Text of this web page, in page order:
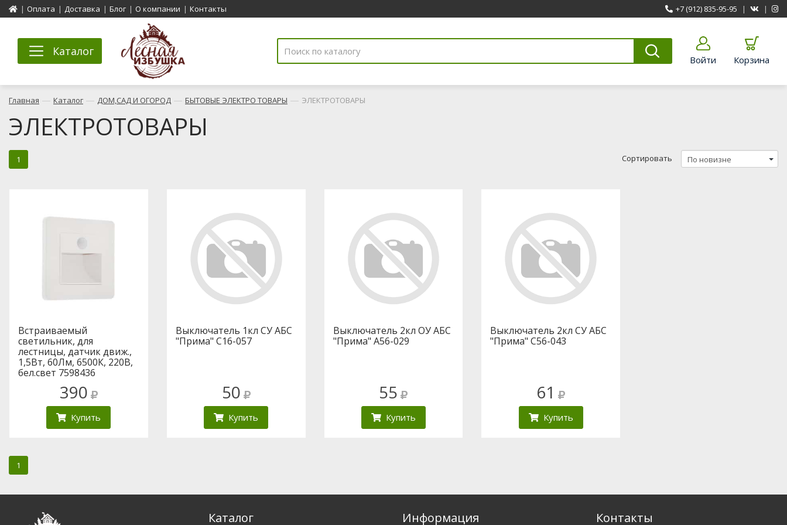
| Оплата | Доставка | Блог | О компании | Контакты +7 (912) 835-95-95 | |
Каталог
Войти Корзина
Главная — Каталог — ДОМ,САД И ОГОРОД — БЫТОВЫЕ ЭЛЕКТРО ТОВАРЫ — ЭЛЕКТРОТОВАРЫ
ЭЛЕКТРОТОВАРЫ
1 Сортировать
Встраиваемый
светильник, для
лестницы, датчик движ.,
1,5Вт, 60Лм, 6500К, 220В,
бел.свет 7598436
390
Купить
Выключатель 1кл СУ АБС
"Прима" С16-057
50
Купить
Выключатель 2кл ОУ АБС
"Прима" А56-029
55
Купить
Выключатель 2кл СУ АБС
"Прима" С56-043
61
Купить
1
Каталог Информация Контакты